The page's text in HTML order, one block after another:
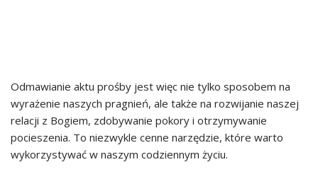
Odmawianie aktu prośby jest więc nie tylko sposobem na
wyrażenie naszych pragnień, ale także na rozwijanie naszej
relacji z Bogiem, zdobywanie pokory i otrzymywanie
pocieszenia. To niezwykle cenne narzędzie, które warto
wykorzystywać w naszym codziennym życiu.